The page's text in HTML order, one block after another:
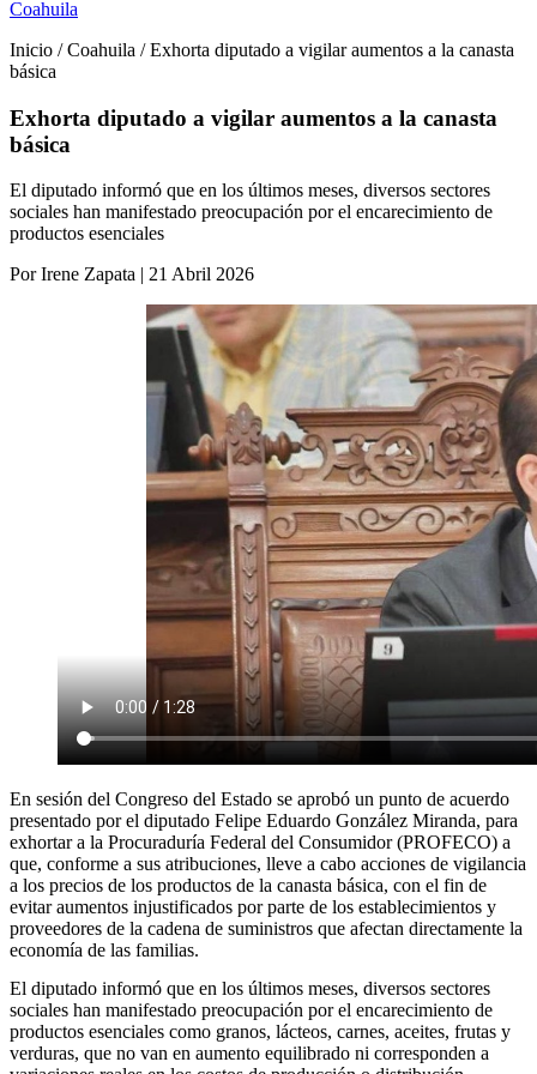
Coahuila
Inicio / Coahuila / Exhorta diputado a vigilar aumentos a la canasta
básica
Exhorta diputado a vigilar aumentos a la canasta
básica
El diputado informó que en los últimos meses, diversos sectores
sociales han manifestado preocupación por el encarecimiento de
productos esenciales
Por Irene Zapata | 21 Abril 2026
En sesión del Congreso del Estado se aprobó un punto de acuerdo
presentado por el diputado Felipe Eduardo González Miranda, para
exhortar a la Procuraduría Federal del Consumidor (PROFECO) a
que, conforme a sus atribuciones, lleve a cabo acciones de vigilancia
a los precios de los productos de la canasta básica, con el fin de
evitar aumentos injustificados por parte de los establecimientos y
proveedores de la cadena de suministros que afectan directamente la
economía de las familias.
El diputado informó que en los últimos meses, diversos sectores
sociales han manifestado preocupación por el encarecimiento de
productos esenciales como granos, lácteos, carnes, aceites, frutas y
verduras, que no van en aumento equilibrado ni corresponden a